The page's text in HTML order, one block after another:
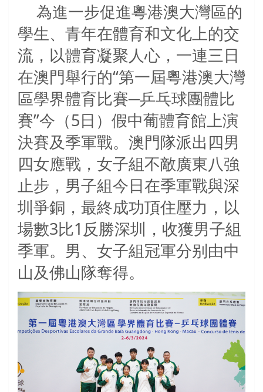
為進一步促進粵港澳大灣區的
學生、青年在體育和文化上的交
流，以體育凝聚人心，一連三日
在澳門舉行的“第一屆粵港澳大灣
區學界體育比賽─乒乓球團體比
賽”今（5日）假中葡體育館上演
決賽及季軍戰。澳門隊派出四男
四女應戰，女子組不敵廣東八強
止步，男子組今日在季軍戰與深
圳爭銅，最終成功頂住壓力，以
場數3比1反勝深圳，收獲男子組
季軍。男、女子組冠軍分别由中
山及佛山隊奪得。